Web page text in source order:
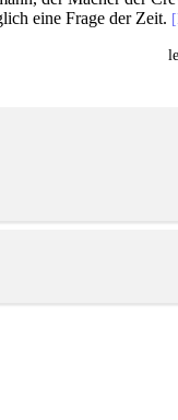
eine Frage der Zeit.